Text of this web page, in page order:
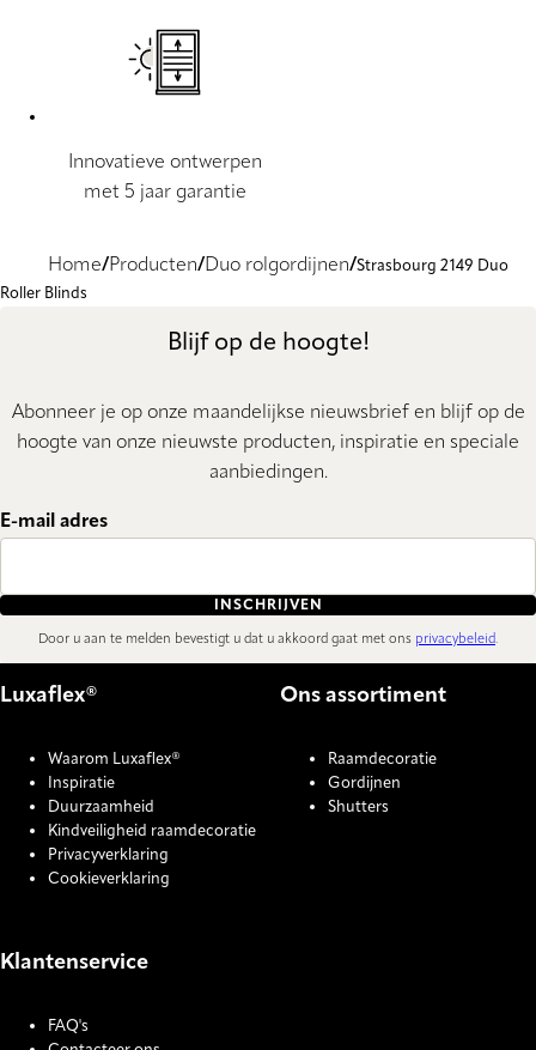
Innovatieve ontwerpen
met 5 jaar garantie
Home Producten Duo rolgordijnen Strasbourg 2149 Duo
Roller Blinds
Blijf op de hoogte!
Abonneer je op onze maandelijkse nieuwsbrief en blijf op de
hoogte van onze nieuwste producten, inspiratie en speciale
aanbiedingen.
E-mail adres
INSCHRIJVEN
Door u aan te melden bevestigt u dat u akkoord gaat met ons privacybeleid.
Luxaflex®
Waarom Luxaflex®
Inspiratie
Duurzaamheid
Kindveiligheid raamdecoratie
Privacyverklaring
Cookieverklaring
Ons assortiment
Raamdecoratie
Gordijnen
Shutters
Klantenservice
FAQ's